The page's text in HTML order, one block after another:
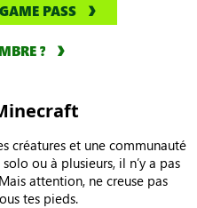
PASS
?
créatures et une communauté
ou à plusieurs, il n’y a pas
attention, ne creuse pas
tes pieds.